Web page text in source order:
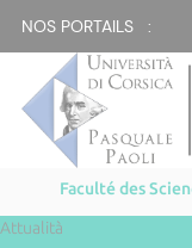
NOS PORTAILS :
Faculté des
Attualità